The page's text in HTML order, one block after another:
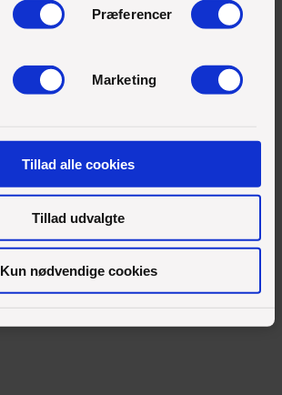
Præferencer
Marketing
Tillad alle cookies
Tillad udvalgte
Kun nødvendige cookies